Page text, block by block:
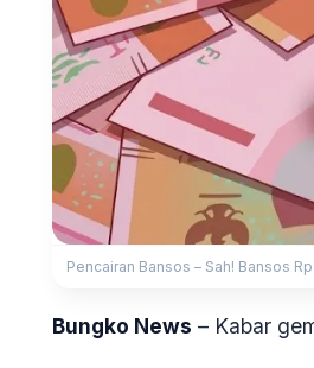
Pencairan Bansos – Sah! Bansos
Bungko News – Kabar